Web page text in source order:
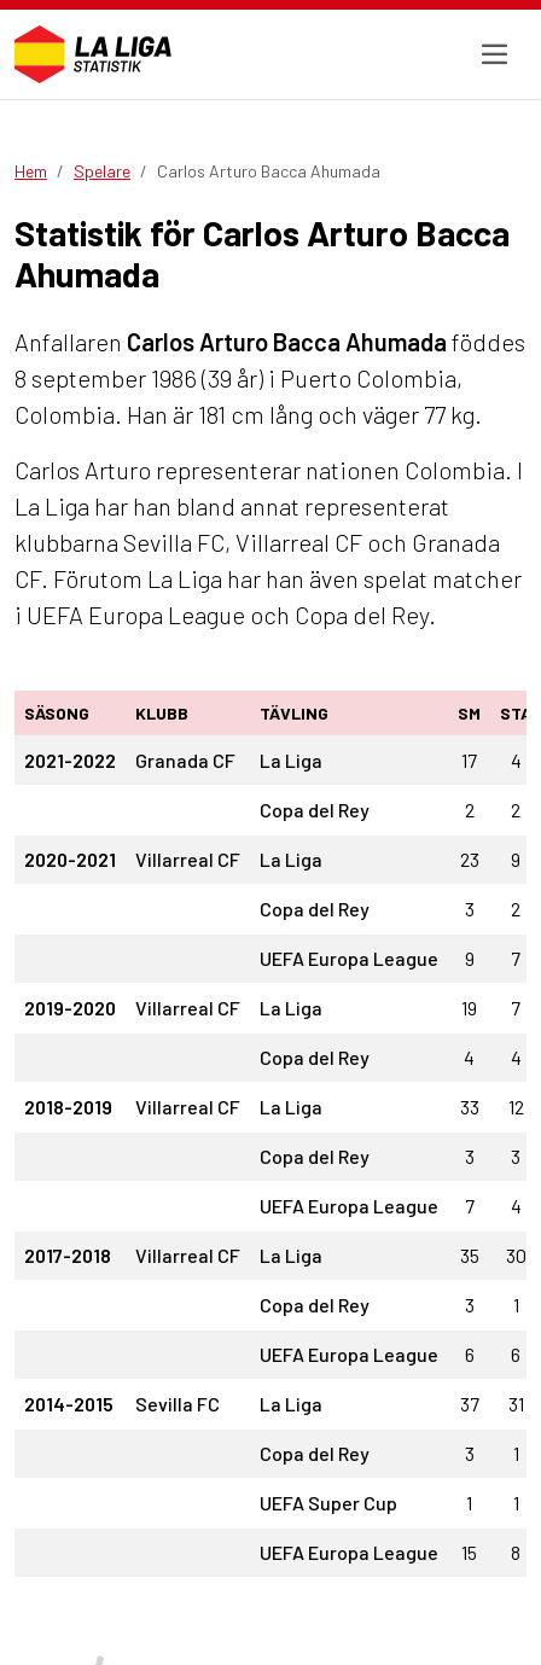
Hem Spelare Carlos Arturo Bacca Ahumada
Statistik för Carlos Arturo Bacca
Ahumada
Anfallaren Carlos Arturo Bacca Ahumada föddes
8 september 1986 (39 år) i Puerto Colombia,
Colombia. Han är 181 cm lång och väger 77 kg.
Carlos Arturo representerar nationen Colombia. I
La Liga har han bland annat representerat
klubbarna Sevilla FC, Villarreal CF och Granada
CF. Förutom La Liga har han även spelat matcher
i UEFA Europa League och Copa del Rey.
SÄSONG KLUBB TÄVLING SM STA
2021-2022 Granada CF La Liga 17 4
Copa del Rey 2 2
2020-2021 Villarreal CF La Liga 23 9
Copa del Rey 3 2
UEFA Europa League 9 7
2019-2020 Villarreal CF La Liga 19 7
Copa del Rey 4 4
2018-2019 Villarreal CF La Liga 33 12
Copa del Rey 3 3
UEFA Europa League 7 4
2017-2018 Villarreal CF La Liga 35 30
Copa del Rey 3 1
UEFA Europa League 6 6
2014-2015 Sevilla FC La Liga 37 31
Copa del Rey 3 1
UEFA Super Cup 1 1
UEFA Europa League 15 8